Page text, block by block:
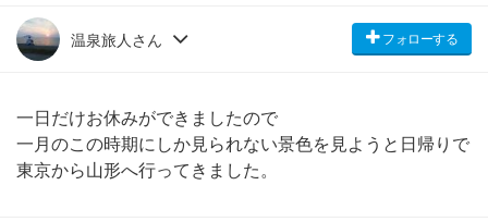
温泉旅人さん フォローする
一日だけお休みができましたので
一月のこの時期にしか見られない景色を見ようと日帰りで
東京から山形へ行ってきました。